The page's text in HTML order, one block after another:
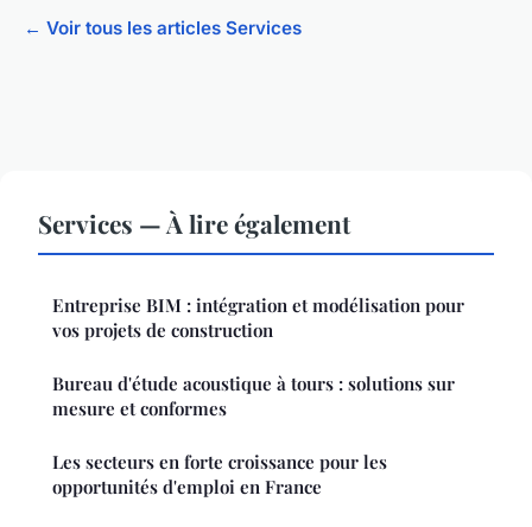
← Voir tous les articles Services
Services — À lire également
Entreprise BIM : intégration et modélisation pour
vos projets de construction
Bureau d'étude acoustique à tours : solutions sur
mesure et conformes
Les secteurs en forte croissance pour les
opportunités d'emploi en France